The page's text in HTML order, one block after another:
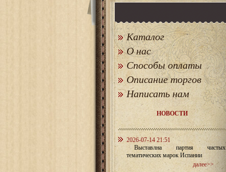
Каталог
О нас
Способы оплаты
Описание торгов
Написать нам
НОВОСТИ
2026-07-14 21:51
Выставлна партия чистых
тематических марок Испании
далее>>